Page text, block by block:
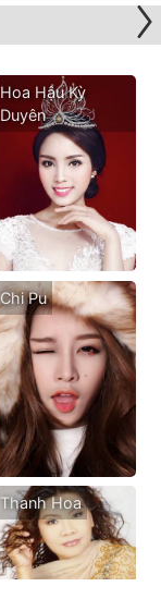
Hoa Hậu Kỳ
Duyên
Chi Pu
Thanh Hoa